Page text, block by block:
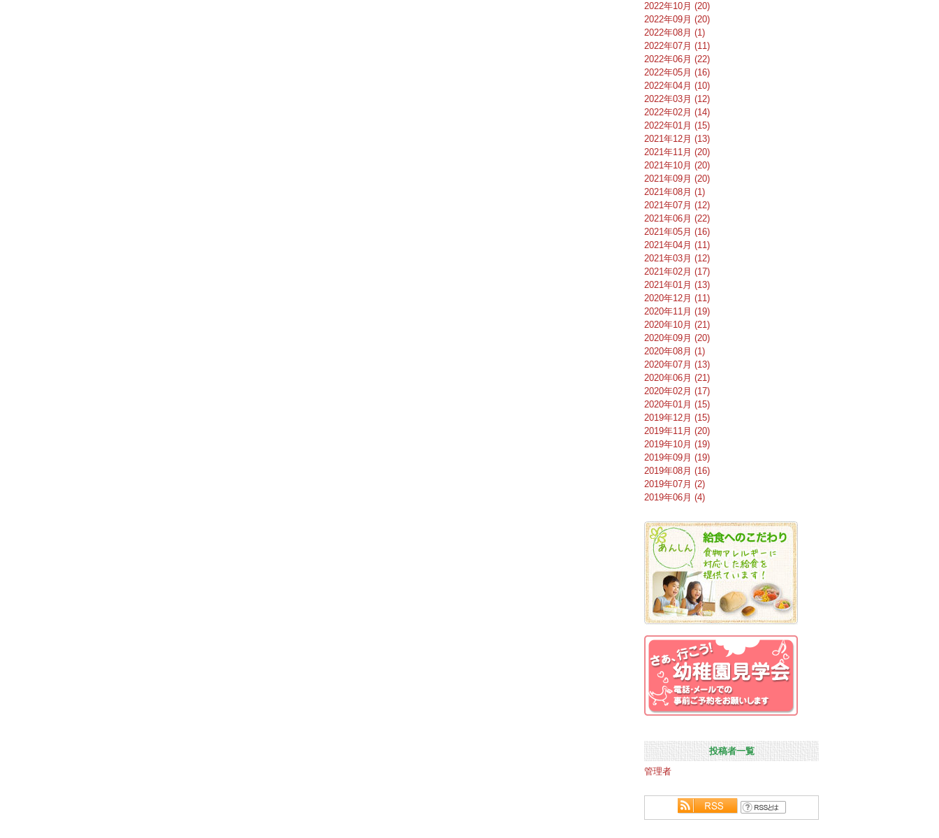
2022年10月 (20)
2022年09月 (20)
2022年08月 (1)
2022年07月 (11)
2022年06月 (22)
2022年05月 (16)
2022年04月 (10)
2022年03月 (12)
2022年02月 (14)
2022年01月 (15)
2021年12月 (13)
2021年11月 (20)
2021年10月 (20)
2021年09月 (20)
2021年08月 (1)
2021年07月 (12)
2021年06月 (22)
2021年05月 (16)
2021年04月 (11)
2021年03月 (12)
2021年02月 (17)
2021年01月 (13)
2020年12月 (11)
2020年11月 (19)
2020年10月 (21)
2020年09月 (20)
2020年08月 (1)
2020年07月 (13)
2020年06月 (21)
2020年02月 (17)
2020年01月 (15)
2019年12月 (15)
2019年11月 (20)
2019年10月 (19)
2019年09月 (19)
2019年08月 (16)
2019年07月 (2)
2019年06月 (4)
投稿者一覧
管理者